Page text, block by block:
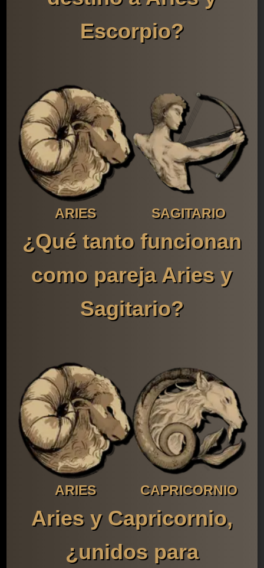
Escorpio?
ARIES SAGITARIO
¿Qué tanto funcionan
como pareja Aries y
Sagitario?
ARIES CAPRICORNIO
Aries y Capricornio,
¿unidos para